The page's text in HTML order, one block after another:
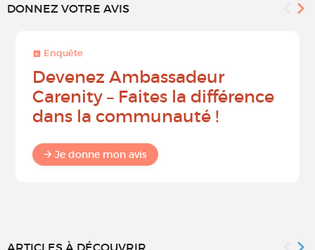
DONNEZ VOTRE AVIS
Enquête
Devenez Ambassadeur
Carenity – Faites la différence
dans la communauté !
Je donne mon avis
ARTICLES À DÉCOUVRIR...